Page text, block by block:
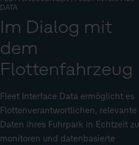
DATA
Im Dialog mit
dem
Flottenfahrzeug
Fleet Interface Data ermöglicht es
Flottenverantwortlichen, relevante
Daten ihres Fuhrpark in Echtzeit zu
monitoren und datenbasierte